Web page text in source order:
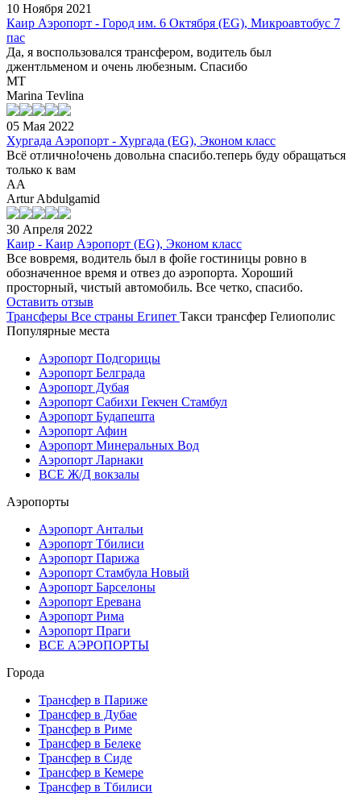
10 Ноября 2021
Каир Аэропорт - Город им. 6 Октября (EG), Микроавтобус 7
пас
Да, я воспользовался трансфером, водитель был
джентльменом и очень любезным. Спасибо
MT
Marina Tevlina
05 Мая 2022
Хургада Аэропорт - Хургада (EG), Эконом класс
Всё отлично!очень довольна спасибо.теперь буду обращаться
только к вам
AA
Artur Abdulgamid
30 Апреля 2022
Каир - Каир Аэропорт (EG), Эконом класс
Все вовремя, водитель был в фойе гостиницы ровно в
обозначенное время и отвез до аэропорта. Хороший
просторный, чистый автомобиль. Все четко, спасибо.
Оставить отзыв
Трансферы Все страны Египет Такси трансфер Гелиополис
Популярные места
Аэропорт Подгорицы
Аэропорт Белграда
Аэропорт Дубая
Аэропорт Сабихи Гекчен Стамбул
Аэропорт Будапешта
Аэропорт Афин
Аэропорт Минеральных Вод
Аэропорт Ларнаки
ВСЕ Ж/Д вокзалы
Аэропорты
Аэропорт Антальи
Аэропорт Тбилиси
Аэропорт Парижа
Аэропорт Стамбула Новый
Аэропорт Барселоны
Аэропорт Еревана
Аэропорт Рима
Аэропорт Праги
ВСЕ АЭРОПОРТЫ
Города
Трансфер в Париже
Трансфер в Дубае
Трансфер в Риме
Трансфер в Белеке
Трансфер в Сиде
Трансфер в Кемере
Трансфер в Тбилиси